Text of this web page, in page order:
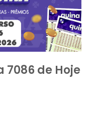
7086 de Hoje